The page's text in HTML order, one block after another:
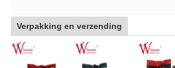
Verpakking en verzending